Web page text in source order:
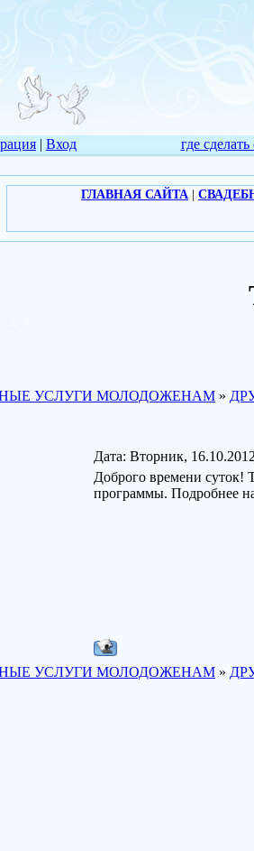
| Вход где
ГЛАВНАЯ САЙТА
УСЛУГИ МОЛОДОЖЕНАМ »
Дата: Вторник,
Доброго времени суток!
программы. Подробнее
УСЛУГИ МОЛОДОЖЕНАМ »